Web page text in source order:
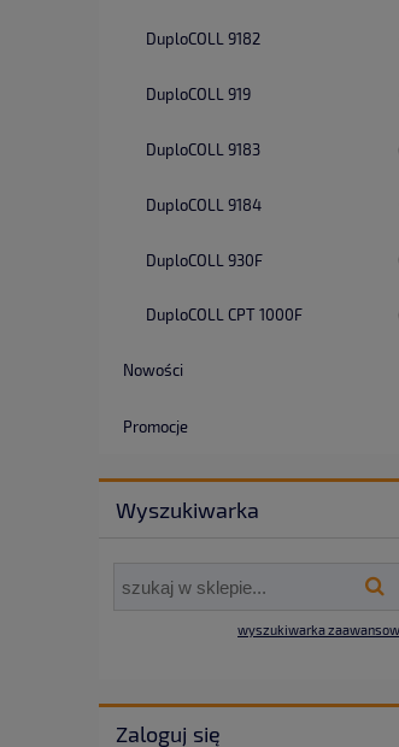
DuploCOLL 9182
DuploCOLL 919
DuploCOLL 9183
DuploCOLL 9184
DuploCOLL 930F
DuploCOLL CPT 1000F
Nowości
Promocje
Wyszukiwarka
wyszukiwarka
Zaloguj się